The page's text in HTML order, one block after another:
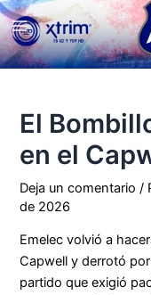
Ir
al
contenido
Main
Menu
El
en el
Deja un comentario /
de 2026
Emelec volvió a
Capwell y derrotó
partido que exigió